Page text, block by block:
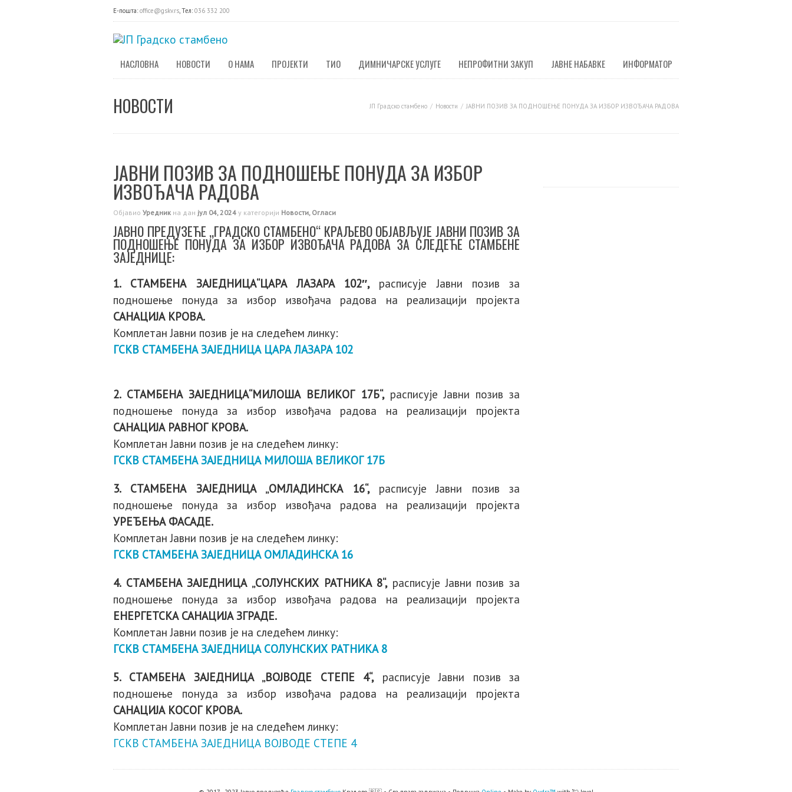
E-пошта: office@gskv.rs, Тел: 036 332 200
НАСЛОВНА НОВОСТИ О НАМА ПРОЈЕКТИ ТИО ДИМНИЧАРСКЕ УСЛУГЕ НЕПРОФИТНИ ЗАКУП ЈАВНЕ НАБАВКЕ ИНФОРМАТОР
НОВОСТИ ЈП Градско стамбено Новости ЈАВНИ ПОЗИВ ЗА ПОДНОШЕЊЕ ПОНУДА ЗА ИЗБОР ИЗВОЂАЧА РАДОВА
ЈАВНИ ПОЗИВ ЗА ПОДНОШЕЊЕ ПОНУДА ЗА ИЗБОР
ИЗВОЂАЧА РАДОВА
Објавио Уредник на дан јул 04, 2024 у категорији Новости, Огласи
ЈАВНО ПРЕДУЗЕЋЕ „ГРАДСКО СТАМБЕНО“ КРАЉЕВО ОБЈАВЉУЈЕ ЈАВНИ ПОЗИВ ЗА
ПОДНОШЕЊЕ ПОНУДА ЗА ИЗБОР ИЗВОЂАЧА РАДОВА ЗА СЛЕДЕЋЕ СТАМБЕНЕ
ЗАЈЕДНИЦЕ:
1. СТАМБЕНА ЗАЈЕДНИЦА“ЦАРА ЛАЗАРА 102″, расписује Јавни позив за
подношење понуда за избор извођача радова на реализацији пројекта
САНАЦИЈА КРОВА.
Комплетан Јавни позив је на следећем линку:
ГСКВ СТАМБЕНА ЗАЈЕДНИЦА ЦАРА ЛАЗАРА 102
2. СТАМБЕНА ЗАЈЕДНИЦА“МИЛОША ВЕЛИКОГ 17Б“, расписује Јавни позив за
подношење понуда за избор извођача радова на реализацији пројекта
САНАЦИЈА РАВНОГ КРОВА.
Комплетан Јавни позив је на следећем линку:
ГСКВ СТАМБЕНА ЗАЈЕДНИЦА МИЛОША ВЕЛИКОГ 17Б
3. СТАМБЕНА ЗАЈЕДНИЦА „ОМЛАДИНСКА 16“, расписује Јавни позив за
подношење понуда за избор извођача радова на реализацији пројекта
УРЕЂЕЊА ФАСАДЕ.
Комплетан Јавни позив је на следећем линку:
ГСКВ СТАМБЕНА ЗАЈЕДНИЦА ОМЛАДИНСКА 16
4. СТАМБЕНА ЗАЈЕДНИЦА „СОЛУНСКИХ РАТНИКА 8“, расписује Јавни позив за
подношење понуда за избор извођача радова на реализацији пројекта
ЕНЕРГЕТСКА САНАЦИЈА ЗГРАДЕ.
Комплетан Јавни позив је на следећем линку:
ГСКВ СТАМБЕНА ЗАЈЕДНИЦА СОЛУНСКИХ РАТНИКА 8
5. СТАМБЕНА ЗАЈЕДНИЦА „ВОЈВОДЕ СТЕПЕ 4“, расписује Јавни позив за
подношење понуда за избор извођача радова на реализацији пројекта
САНАЦИЈА КОСОГ КРОВА.
Комплетан Јавни позив је на следећем линку:
ГСКВ СТАМБЕНА ЗАЈЕДНИЦА ВОЈВОДЕ СТЕПЕ 4